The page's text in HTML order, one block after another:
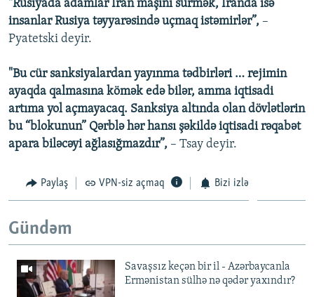
"Rusiyada adamlar İran maşını sürmək, İranda isə
insanlar Rusiya təyyarəsində uçmaq istəmirlər”, –
Pyatetski deyir.
"Bu cür sanksiyalardan yayınma tədbirləri … rejimin
ayaqda qalmasına kömək edə bilər, amma iqtisadi
artıma yol açmayacaq. Sanksiya altında olan dövlətlərin
bu “blokunun” Qərblə hər hansı şəkildə iqtisadi rəqabət
apara biləcəyi ağlasığmazdır”, – Tsay deyir.
Paylaş VPN-siz açmaq Bizi izlə
Gündəm
Savaşsız keçən bir il - Azərbaycanla
Ermənistan sülhə nə qədər yaxındır?